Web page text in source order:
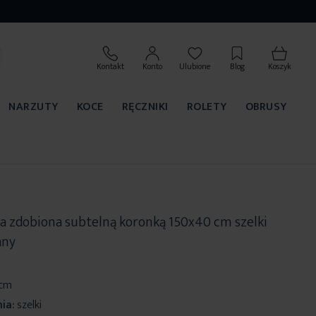
Kontakt Konto Ulubione Blog Koszyk
NARZUTY KOCE RĘCZNIKI ROLETY OBRUSY
zdobiona subtelną koronką 150x40 cm szelki
szelki